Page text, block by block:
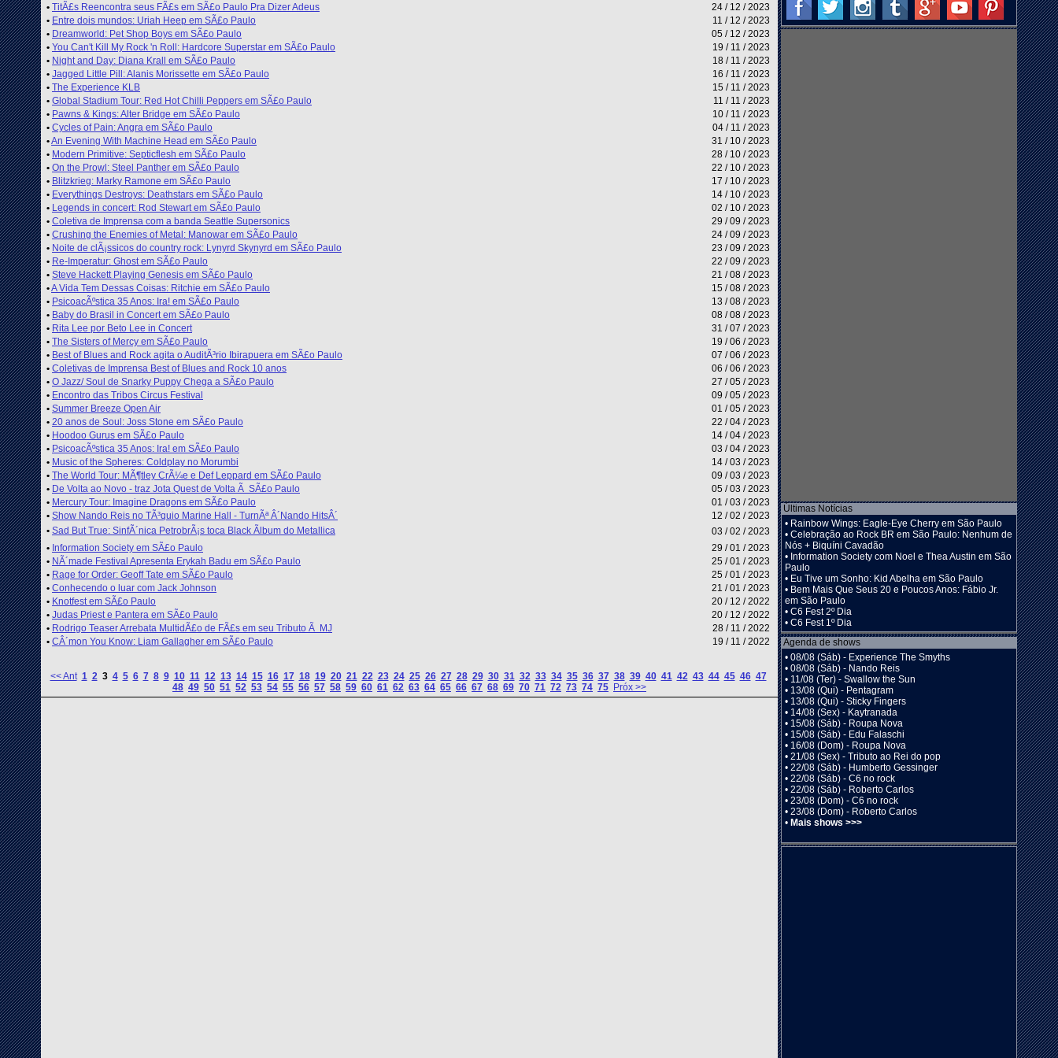
• TitÃ£s Reencontra seus FÃ£s em SÃ£o Paulo Pra Dizer Adeus
24 / 12 / 2023
• Entre dois mundos: Uriah Heep em SÃ£o Paulo
11 / 12 / 2023
• Dreamworld: Pet Shop Boys em SÃ£o Paulo
05 / 12 / 2023
• You Can't Kill My Rock 'n Roll: Hardcore Superstar em SÃ£o Paulo
19 / 11 / 2023
• Night and Day: Diana Krall em SÃ£o Paulo
18 / 11 / 2023
• Jagged Little Pill: Alanis Morissette em SÃ£o Paulo
16 / 11 / 2023
• The Experience KLB
15 / 11 / 2023
• Global Stadium Tour: Red Hot Chilli Peppers em SÃ£o Paulo
11 / 11 / 2023
• Pawns & Kings: Alter Bridge em SÃ£o Paulo
10 / 11 / 2023
• Cycles of Pain: Angra em SÃ£o Paulo
04 / 11 / 2023
•An Evening With Machine Head em SÃ£o Paulo
31 / 10 / 2023
• Modern Primitive: Septicflesh em SÃ£o Paulo
28 / 10 / 2023
• On the Prowl: Steel Panther em SÃ£o Paulo
22 / 10 / 2023
• Blitzkrieg: Marky Ramone em SÃ£o Paulo
17 / 10 / 2023
• Everythings Destroys: Deathstars em SÃ£o Paulo
14 / 10 / 2023
• Legends in concert: Rod Stewart em SÃ£o Paulo
02 / 10 / 2023
• Coletiva de Imprensa com a banda Seattle Supersonics
29 / 09 / 2023
• Crushing the Enemies of Metal: Manowar em SÃ£o Paulo
24 / 09 / 2023
• Noite de clÃ¡ssicos do country rock: Lynyrd Skynyrd em SÃ£o Paulo
23 / 09 / 2023
• Re-Imperatur: Ghost em SÃ£o Paulo
22 / 09 / 2023
• Steve Hackett Playing Genesis em SÃ£o Paulo
21 / 08 / 2023
•A Vida Tem Dessas Coisas: Ritchie em SÃ£o Paulo
15 / 08 / 2023
• PsicoacÃºstica 35 Anos: Ira! em SÃ£o Paulo
13 / 08 / 2023
• Baby do Brasil in Concert em SÃ£o Paulo
08 / 08 / 2023
• Rita Lee por Beto Lee in Concert
31 / 07 / 2023
• The Sisters of Mercy em SÃ£o Paulo
19 / 06 / 2023
• Best of Blues and Rock agita o AuditÃ³rio Ibirapuera em SÃ£o Paulo
07 / 06 / 2023
• Coletivas de Imprensa Best of Blues and Rock 10 anos
06 / 06 / 2023
• O Jazz/ Soul de Snarky Puppy Chega a SÃ£o Paulo
27 / 05 / 2023
• Encontro das Tribos Circus Festival
09 / 05 / 2023
• Summer Breeze Open Air
01 / 05 / 2023
• 20 anos de Soul: Joss Stone em SÃ£o Paulo
22 / 04 / 2023
• Hoodoo Gurus em SÃ£o Paulo
14 / 04 / 2023
• PsicoacÃºstica 35 Anos: Ira! em SÃ£o Paulo
03 / 04 / 2023
• Music of the Spheres: Coldplay no Morumbi
14 / 03 / 2023
• The World Tour: MÃ¶tley CrÃ¼e e Def Leppard em SÃ£o Paulo
09 / 03 / 2023
• De Volta ao Novo - traz Jota Quest de Volta Ã SÃ£o Paulo
05 / 03 / 2023
• Mercury Tour: Imagine Dragons em SÃ£o Paulo
01 / 03 / 2023
• Show Nando Reis no TÃ³quio Marine Hall - TurnÃª Â´Nando HitsÂ´
12 / 02 / 2023
• Sad But True: SinfÃ´nica PetrobrÃ¡s toca Black Ãlbum do Metallica
03 / 02 / 2023
• Information Society em SÃ£o Paulo
29 / 01 / 2023
• NÃ´made Festival Apresenta Erykah Badu em SÃ£o Paulo
25 / 01 / 2023
• Rage for Order: Geoff Tate em SÃ£o Paulo
25 / 01 / 2023
• Conhecendo o luar com Jack Johnson
21 / 01 / 2023
• Knotfest em SÃ£o Paulo
20 / 12 / 2022
• Judas Priest e Pantera em SÃ£o Paulo
20 / 12 / 2022
• Rodrigo Teaser Arrebata MultidÃ£o de FÃ£s em seu Tributo Ã MJ
28 / 11 / 2022
• CÂ´mon You Know: Liam Gallagher em SÃ£o Paulo 19 / 11 / 2022
<< Ant 1 23 4 5 6 7 8 9 10 11 12 13 14 15 16 17 18 19 20 21 22 23 24 25 26 27 28 29 30 31 32 33 34 35 36 37 38 39 40 41 42 43 44 45 46 47
48 49 50 51 52 53 54 55 56 57 58 59 60 61 62 63 64 65 66 67 68 69 70 71 72 73 74 75 Próx >>
Últimas Notícias
• Rainbow Wings: Eagle-Eye Cherry em São Paulo
• Celebração ao Rock BR em São Paulo: Nenhum de
Nós + Biquíni Cavadão
• Information Society com Noel e Thea Austin em São
Paulo
• Eu Tive um Sonho: Kid Abelha em São Paulo
• Bem Mais Que Seus 20 e Poucos Anos: Fábio Jr.
em São Paulo
• C6 Fest 2º Dia
• C6 Fest 1º Dia
Agenda de shows
• 08/08 (Sáb) - Experience The Smyths
• 08/08 (Sáb) - Nando Reis
• 11/08 (Ter) - Swallow the Sun
• 13/08 (Qui) - Pentagram
• 13/08 (Qui) - Sticky Fingers
• 14/08 (Sex) - Kaytranada
• 15/08 (Sáb) - Roupa Nova
• 15/08 (Sáb) - Edu Falaschi
• 16/08 (Dom) - Roupa Nova
• 21/08 (Sex) - Tributo ao Rei do pop
• 22/08 (Sáb) - Humberto Gessinger
• 22/08 (Sáb) - C6 no rock
• 22/08 (Sáb) - Roberto Carlos
• 23/08 (Dom) - C6 no rock
• 23/08 (Dom) - Roberto Carlos
• Mais shows >>>